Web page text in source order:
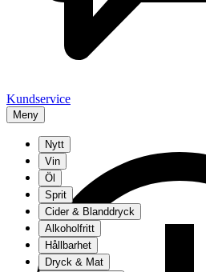
Kundservice
Meny
Nytt
Vin
Öl
Sprit
Cider & Blanddryck
Alkoholfritt
Hållbarhet
Dryck & Mat